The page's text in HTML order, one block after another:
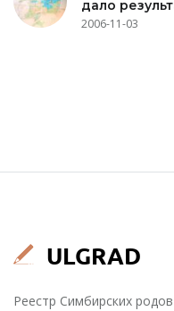
дало
2006-11-03
Реестр Симбирских